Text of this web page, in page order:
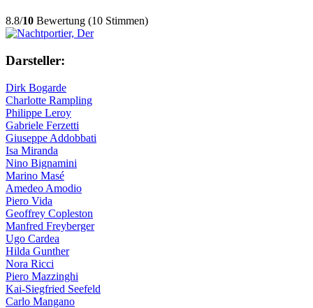
8.8/10 Bewertung (10 Stimmen)
Darsteller:
Dirk Bogarde
Charlotte Rampling
Philippe Leroy
Gabriele Ferzetti
Giuseppe Addobbati
Isa Miranda
Nino Bignamini
Marino Masé
Amedeo Amodio
Piero Vida
Geoffrey Copleston
Manfred Freyberger
Ugo Cardea
Hilda Gunther
Nora Ricci
Piero Mazzinghi
Kai-Siegfried Seefeld
Carlo Mangano